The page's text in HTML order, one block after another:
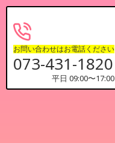
お問い合わせはお電話ください
073-431-1820
平日 09:00〜17:00